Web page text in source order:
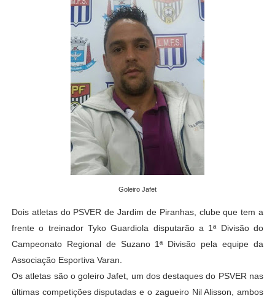
Goleiro Jafet
Dois atletas do PSVER de Jardim de Piranhas, clube que tem a
frente o treinador Tyko Guardiola disputarão a 1ª Divisão do
Campeonato Regional de Suzano 1ª Divisão pela equipe da
Associação Esportiva Varan.
Os atletas são o goleiro Jafet, um dos destaques do PSVER nas
últimas competições disputadas e o zagueiro Nil Alisson, ambos